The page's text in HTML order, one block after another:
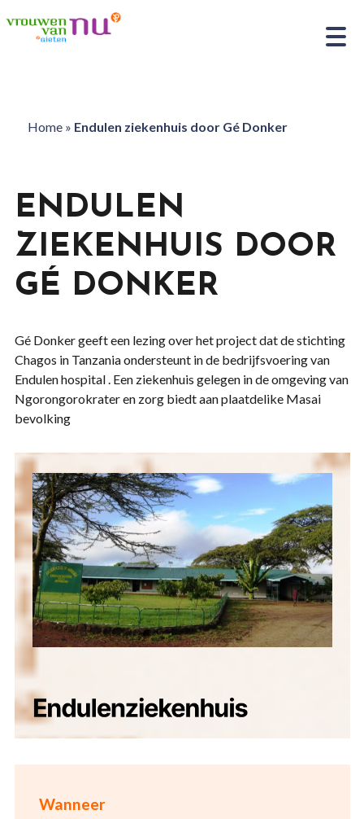
Home» Endulen ziekenhuis door Gé Donker
Wanneer
ENDULEN
ZIEKENHUIS DOOR
GÉ DONKER
Gé Donker geeft een lezing over het project dat de stichting
Chagos in Tanzania ondersteunt in de bedrijfsvoering van
Endulen hospital . Een ziekenhuis gelegen in de omgeving van
Ngorongorokrater en zorg biedt aan plaatdelike Masai
bevolking